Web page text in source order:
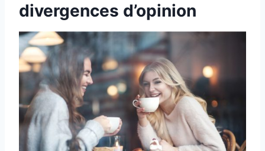
divergences d’opinion